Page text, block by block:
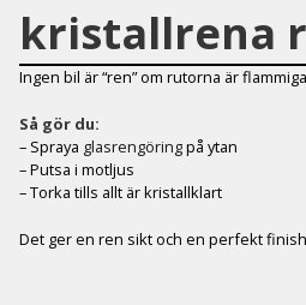
kristallrena
Ingen bil är “ren” om rutorna är
Så gör du:
– Spraya glasrengöringpå ytan
– Putsa i motljus
– Torka tills allt är kristallklart
Det ger en ren sikt och en perfekt